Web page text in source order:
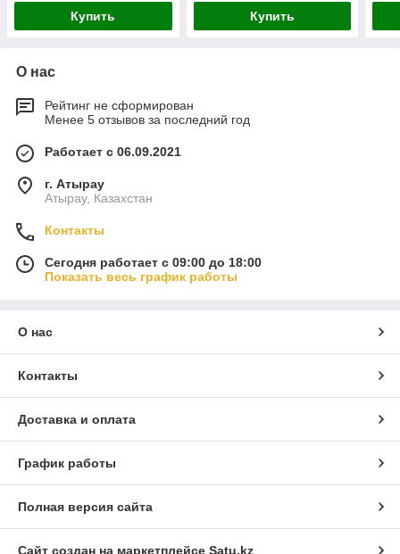
Купить Купить
О нас
Рейтинг не сформирован
Менее 5 отзывов за последний год
Работает с 06.09.2021
г. Атырау
Атырау, Казахстан
Контакты
Сегодня работает с 09:00 до 18:00
Показать весь график работы
О нас
Контакты
Доставка и оплата
График работы
Полная версия сайта
Сайт создан на маркетплейсе Satu.kz